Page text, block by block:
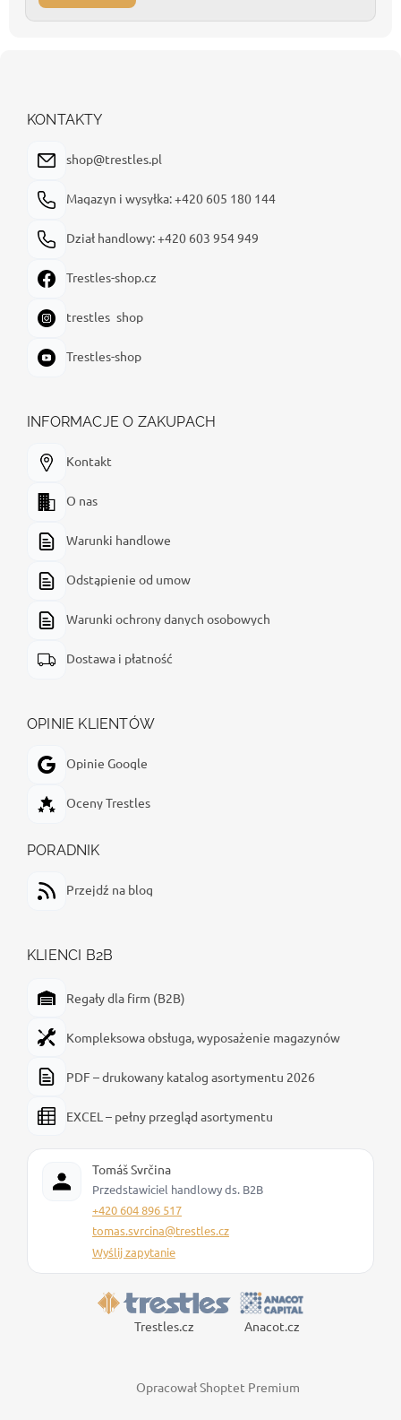
KONTAKTY
shop@trestles.pl
Magazyn i wysyłka: +420 605 180 144
Dział handlowy: +420 603 954 949
Trestles-shop.cz
trestles_shop
Trestles-shop
INFORMACJE O ZAKUPACH
Kontakt
O nas
Warunki handlowe
Odstąpienie od umow
Warunki ochrony danych osobowych
Dostawa i płatność
OPINIE KLIENTÓW
Opinie Google
Oceny Trestles
PORADNIK
Przejdź na blog
KLIENCI B2B
Regały dla firm (B2B)
Kompleksowa obsługa, wyposażenie magazynów
PDF – drukowany katalog asortymentu 2026
EXCEL – pełny przegląd asortymentu
Tomáš Svrčina
Przedstawiciel handlowy ds. B2B
+420 604 896 517
tomas.svrcina@trestles.cz
Wyślij zapytanie
Trestles.cz Anacot.cz
Opracował Shoptet Premium